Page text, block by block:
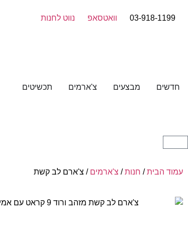
03-918-1199 וואטסאפ נווט לחנות
חדשים מבצעים צ'ארמים תכשיטים
עמוד הבית/ חנות/ צ'ארמים / צ'ארם לב קשת